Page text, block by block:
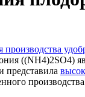
производства
((NH4)2SO4)
представила